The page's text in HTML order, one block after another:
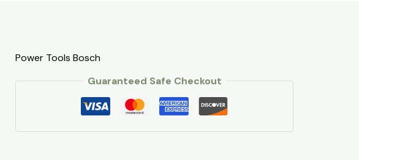
Power Tools Bosch
Guaranteed Safe Checkout